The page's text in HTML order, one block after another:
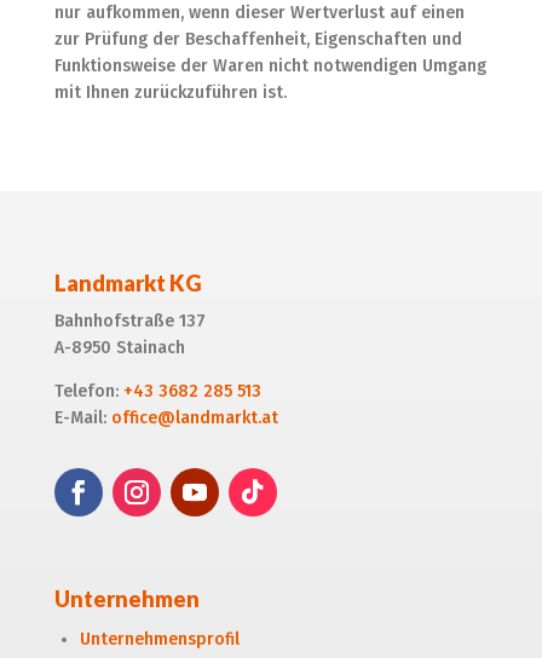
nur aufkommen, wenn dieser Wertverlust auf einen
zur Prüfung der Beschaffenheit, Eigenschaften und
Funktionsweise der Waren nicht notwendigen Umgang
mit Ihnen zurückzuführen ist.
Landmarkt KG
Bahnhofstraße 137
A-8950 Stainach
Telefon: +43 3682 285 513
E-Mail: office@landmarkt.at
Unternehmen
Unternehmensprofil